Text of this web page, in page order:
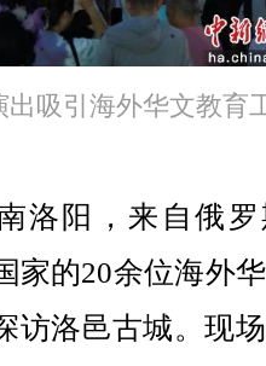
出吸引海外华文教育
阳，来自俄罗
家的20余位海外
访洛邑古城。现